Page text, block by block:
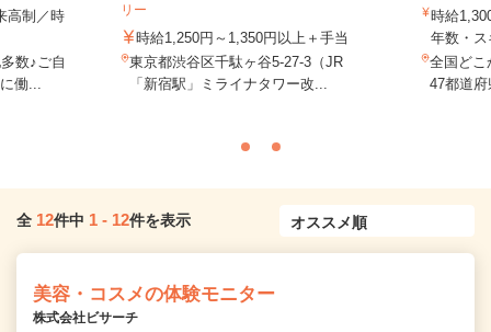
高制／時
数♪ご自
働...
リー
時給1,250円～1,350円以上＋手当
東京都渋谷区千駄ヶ谷5-27-3（JR
「新宿駅」ミライナタワー改...
時給
年数・
全国どこ
47都道
全 12件中 1 - 12件を表示
美容・コスメの体験モニター
株式会社ビサーチ